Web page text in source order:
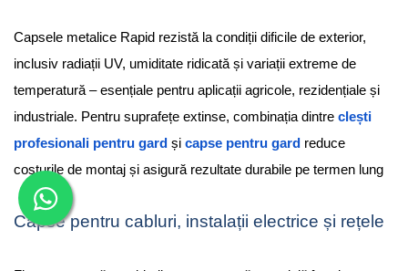
Capsele metalice Rapid rezistă la condiții dificile de exterior,
inclusiv radiații UV, umiditate ridicată și variații extreme de
temperatură – esențiale pentru aplicații agricole, rezidențiale și
industriale. Pentru suprafețe extinse, combinația dintre clești
profesionali pentru gard și capse pentru gard reduce
costurile de montaj și asigură rezultate durabile pe termen lung
Capse pentru cabluri, instalații electrice și rețele